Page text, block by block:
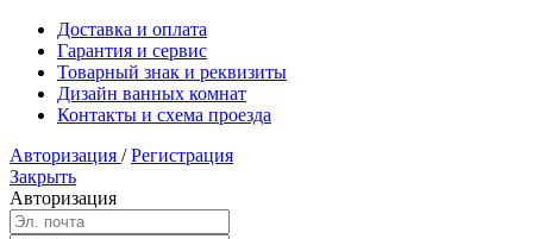
Доставка и оплата
Гарантия и сервис
Товарный знак и реквизиты
Дизайн ванных комнат
Контакты и схема проезда
Авторизация / Регистрация
Закрыть
Авторизация